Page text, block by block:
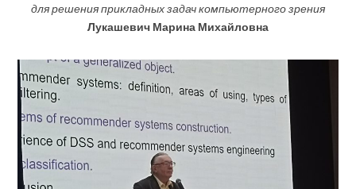
для решения прикладных задач компьютерного зрения
Лукашевич Марина Михайловна